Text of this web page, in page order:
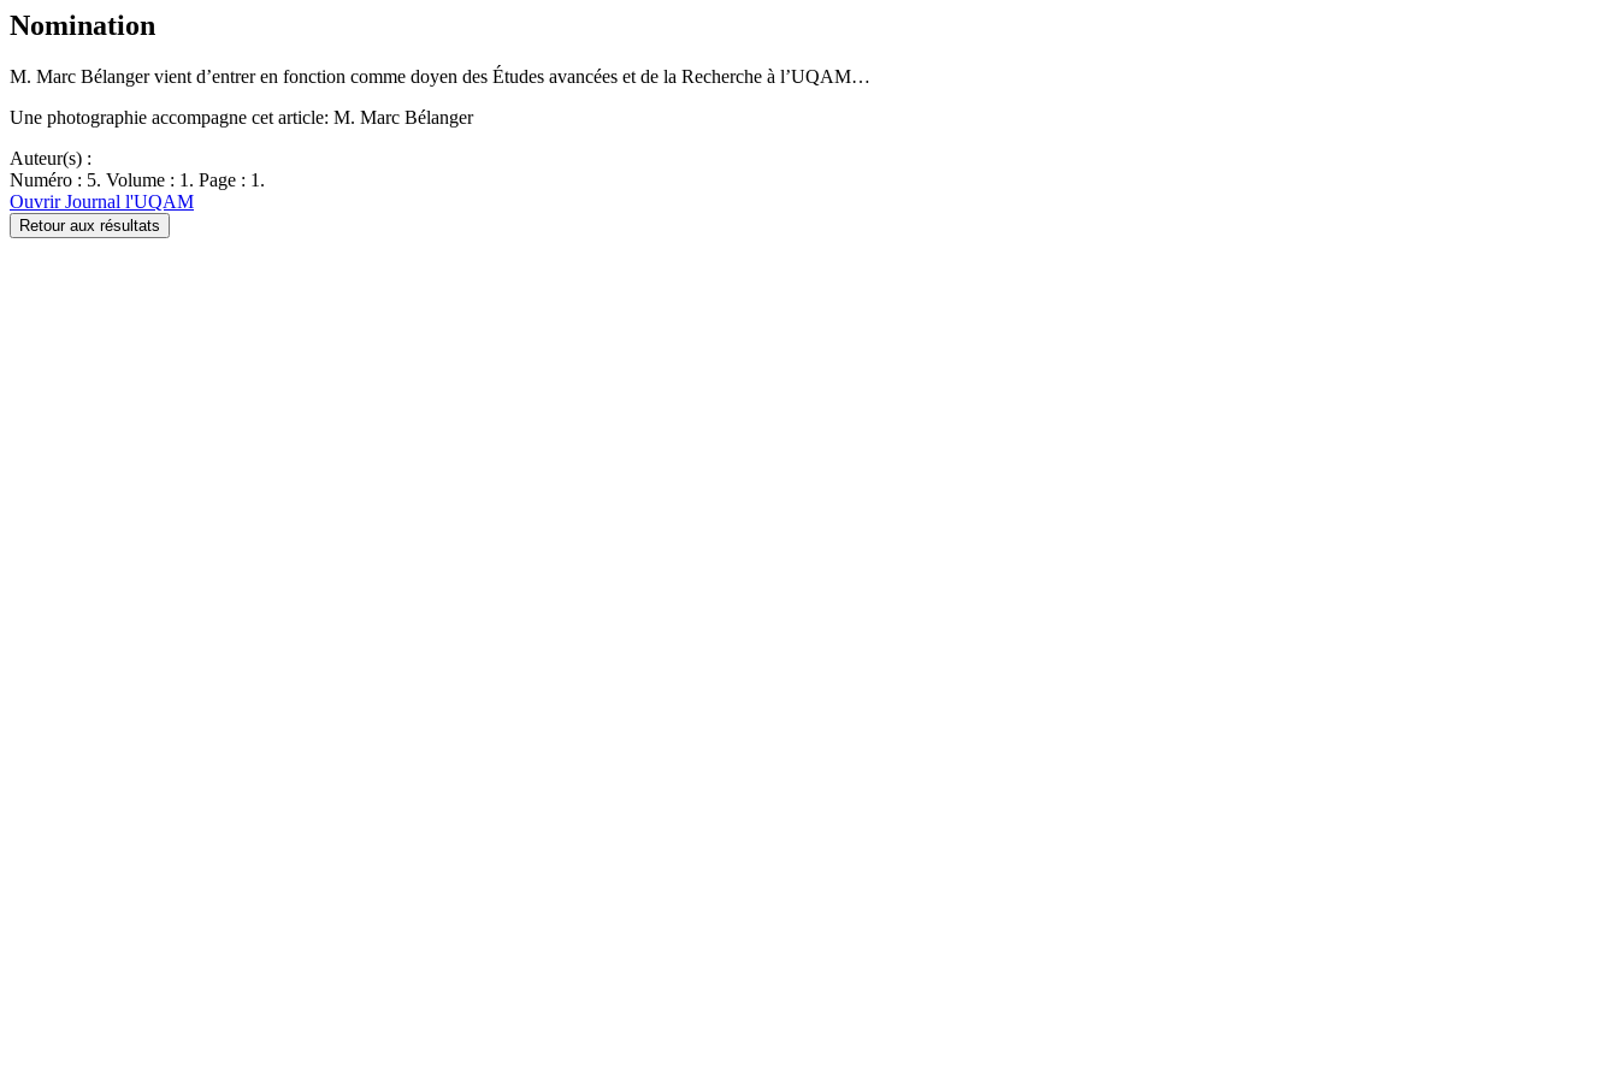
Nomination
M. Marc Bélanger vient d’entrer en fonction comme doyen des Études avancées et de la Recherche à l’UQAM…
Une photographie accompagne cet article: M. Marc Bélanger
Auteur(s) :
Numéro : 5. Volume : 1. Page : 1.
Ouvrir Journal l'UQAM
Retour aux résultats